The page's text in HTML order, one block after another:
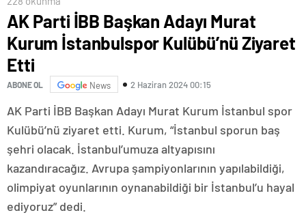
AK Parti İBB Başkan Adayı Murat
Kurum İstanbulspor Kulübü’nü Ziyaret
Etti
ABONE OL News 2 Haziran 2024 00:15
AK Parti İBB Başkan Adayı Murat Kurum İstanbul spor
Kulübü’nü ziyaret etti. Kurum, “İstanbul sporun baş
şehri olacak. İstanbul’umuza altyapısını
kazandıracağız. Avrupa şampiyonlarının yapılabildiği,
olimpiyat oyunlarının oynanabildiği bir İstanbul’u hayal
ediyoruz” dedi.